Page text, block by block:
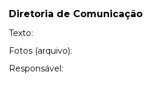
Diretoria de Comunicação
Texto:
Fotos (arquivo):
Responsável: